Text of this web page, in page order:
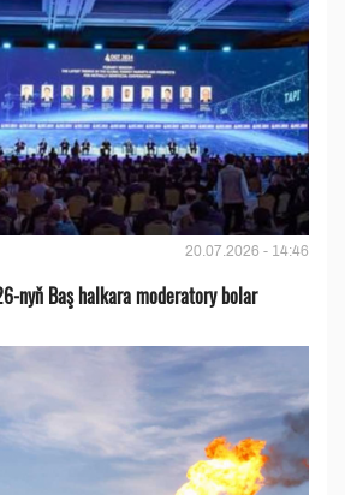
20.07.2026 - 14:46
nyň Baş halkara moderatory bolar